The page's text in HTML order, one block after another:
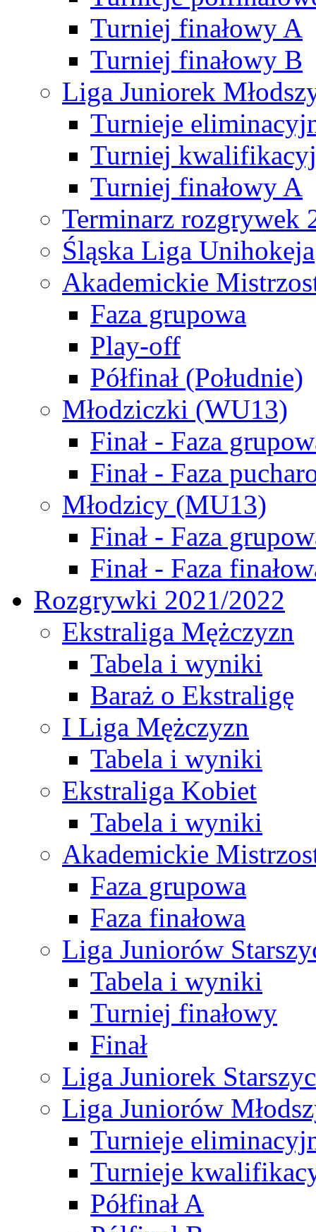
Turniej finałowy A
Turniej finałowy B
Liga Juniorek
Turnieje
Turniej
Turniej finałowy A
Terminarz rozgrywek
Śląska Liga Unihokeja
Akademickie
Faza grupowa
Play-off
Półfinał (Południe)
Młodziczki (WU13)
Finał - Faza
Finał - Faza
Młodzicy (MU13)
Finał - Faza
Finał - Faza
Rozgrywki 2021/2022
Ekstraliga Mężczyzn
Tabela i wyniki
Baraż o Ekstraligę
I Liga Mężczyzn
Tabela i wyniki
Ekstraliga Kobiet
Tabela i wyniki
Akademickie
Faza grupowa
Faza finałowa
Liga Juniorów
Tabela i wyniki
Turniej finałowy
Finał
Liga Juniorek
Liga Juniorów
Turnieje
Turnieje
Półfinał A